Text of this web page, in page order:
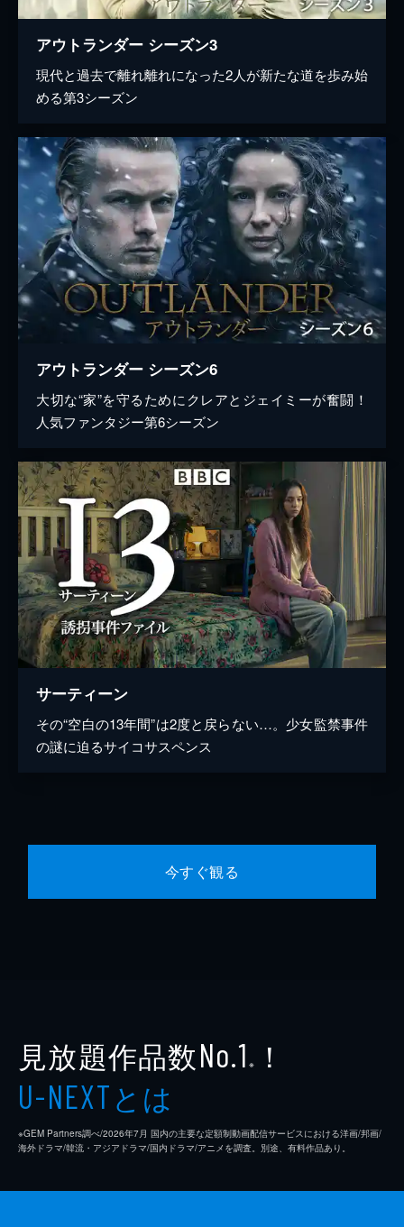
アウトランダー シーズン3
現代と過去で離れ離れになった2人が新たな道を歩み始
める第3シーズン
アウトランダー シーズン6
大切な“家”を守るためにクレアとジェイミーが奮闘！
人気ファンタジー第6シーズン
サーティーン
その“空白の13年間”は2度と戻らない…。少女監禁事件
の謎に迫るサイコサスペンス
今すぐ観る
見放題作品数No.1 ※ ！
U-NEXTとは
※GEM Partners調べ/2026年7⽉ 国内の主要な定額制動画配信サービスにおける洋画/邦画/
海外ドラマ/韓流・アジアドラマ/国内ドラマ/アニメを調査。別途、有料作品あり。